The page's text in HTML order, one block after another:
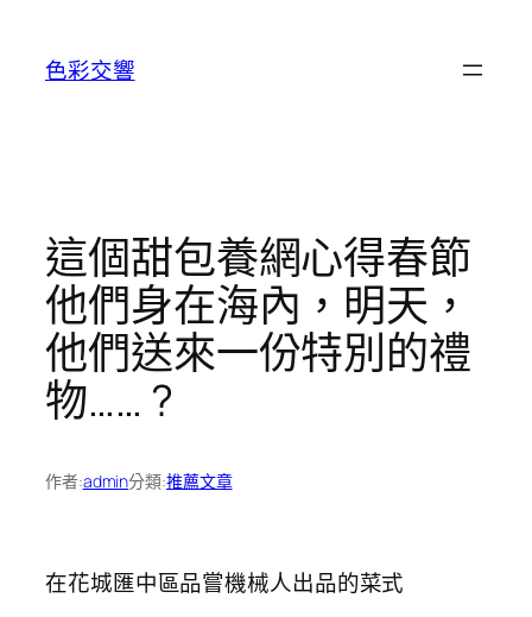
色彩交響
這個甜包養網心得春節
他們身在海內，明天，
他們送來一份特別的禮
物…… ?
作者:admin分類:推薦文章
在花城匯中區品嘗機械人出品的菜式